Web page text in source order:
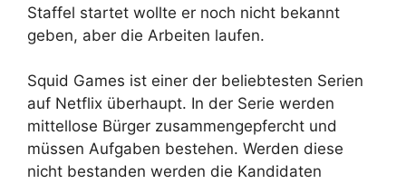
Staffel startet wollte er noch nicht bekannt
geben, aber die Arbeiten laufen.
Squid Games ist einer der beliebtesten Serien
auf Netflix überhaupt. In der Serie werden
mittellose Bürger zusammengepfercht und
müssen Aufgaben bestehen. Werden diese
nicht bestanden werden die Kandidaten